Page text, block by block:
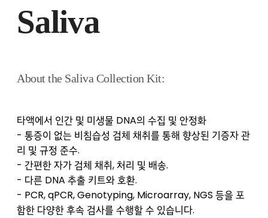
Saliva
About the Saliva Collection Kit:
타액에서 인간 및 미생물 DNA의 수집 및 안정화
- 통증이 없는 비침습성 검체 채취를 통해 향상된 기증자 관
리 및 규정 준수.
- 간편한 자가 검체 채취, 처리 및 배송.
- 다른 DNA 추출 키트와 호환.
- PCR, qPCR, Genotyping, Microarray, NGS 등을 포
함한 다양한 후속 검사를 수행할 수 있습니다.